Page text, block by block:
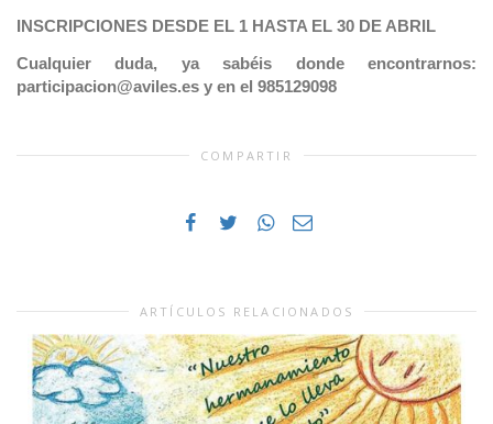
INSCRIPCIONES DESDE EL 1 HASTA EL 30 DE ABRIL
Cualquier duda, ya sabéis donde encontrarnos:
participacion@aviles.es y en el 985129098
COMPARTIR
ARTÍCULOS RELACIONADOS